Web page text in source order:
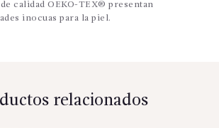
calidad OEKO-TEX® presentan
inocuas para la piel.
relacionados